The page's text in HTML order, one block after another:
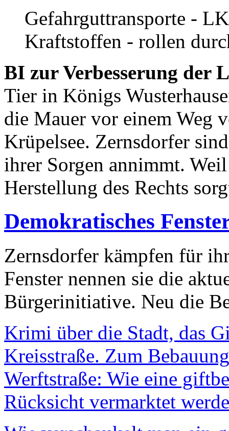
Gefahrguttransporte -
Kraftstoffen - rollen
BI zur Verbesserung der
Tier in Königs
die Mauer vor einem Weg
Krüpelsee. Zernsdorfer
ihrer Sorgen annimmt.
Herstellung des Rechts
Demokratisches
Zernsdorfer kämpfen für
Fenster nennen sie die
Bürgerinitiative. Neu die
Krimi über die Stadt, das
Kreisstraße. Zum
Werftstraße: Wie eine
Rücksicht vermarktet